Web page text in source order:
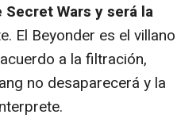
Wars y será la
El Beyonder es el villano
a la filtración,
no desaparecerá y la